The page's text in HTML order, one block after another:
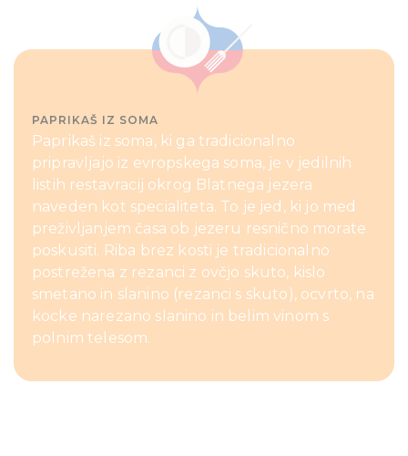
PAPRIKAŠ IZ SOMA
Paprikaš iz soma, ki ga tradicionalno
pripravljajo iz evropskega soma, je v jedilnih
listih restavracij okrog Blatnega jezera
naveden kot specialiteta. To je jed, ki jo med
preživljanjem časa ob jezeru resnično morate
poskusiti. Riba brez kosti je tradicionalno
postrežena z rezanci z ovčjo skuto, kislo
smetano in slanino (rezanci s skuto), ocvrto, na
kocke narezano slanino in belim vinom s
polnim telesom.